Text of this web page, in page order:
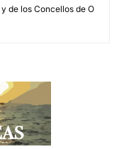
de los Concellos de O